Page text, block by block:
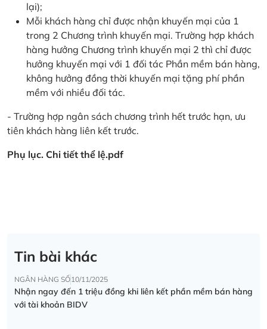
lại);
Mỗi khách hàng chỉ được nhận khuyến mại của 1
trong 2 Chương trình khuyến mại. Trường hợp khách
hàng hưởng Chương trình khuyến mại 2 thì chỉ được
hưởng khuyến mại với 1 đối tác Phần mềm bán hàng,
không hưởng đồng thời khuyến mại tặng phí phần
mềm với nhiều đối tác.
- Trường hợp ngân sách chương trình hết trước hạn, ưu
tiên khách hàng liên kết trước.
Phụ lục. Chi tiết thể lệ.pdf
Tin bài khác
NGÂN HÀNG SỐ10/11/2025
Nhận ngay đến 1 triệu đồng khi liên kết phần mềm bán hàng
với tài khoản BIDV